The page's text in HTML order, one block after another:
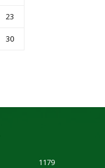
23
30
1179